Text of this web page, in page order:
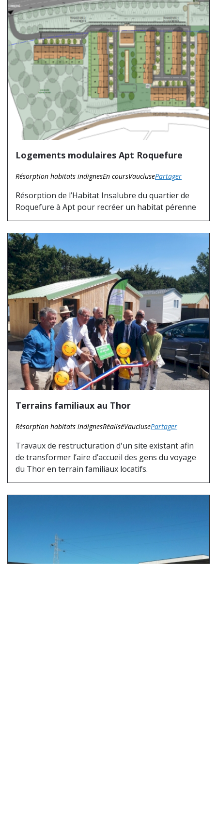
Logements modulaires Apt Roquefure
Résorption habitats indignesEn coursVauclusePartager
Résorption de l’Habitat Insalubre du quartier de
Roquefure à Apt pour recréer un habitat pérenne
Terrains familiaux au Thor
Résorption habitats indignesRéaliséVauclusePartager
Travaux de restructuration d'un site existant afin
de transformer l’aire d’accueil des gens du voyage
du Thor en terrain familiaux locatifs.